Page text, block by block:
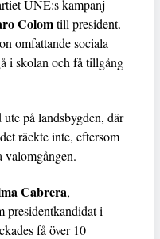
UNE:s kampanj
Colomtill president.
omfattande sociala
i skolan och få tillgång
på landsbygden, där
räckte inte, eftersom
valomgången.
Cabrera,
presidentkandidat i
få över 10